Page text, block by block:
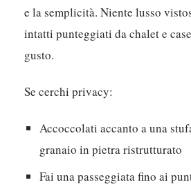
e la semplicità.Niente lusso
intatti punteggiati da chalet e
gusto.
Se cerchi privacy:
Accoccolati accanto a una
granaio in pietra ristrutturato
Fai una passeggiata fino ai